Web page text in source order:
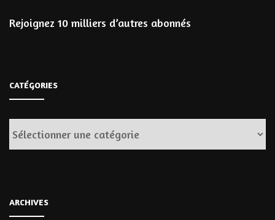
Rejoignez 10 milliers d’autres abonnés
CATÉGORIES
Catégories
ARCHIVES